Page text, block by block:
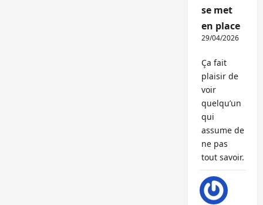
se met
en place
29/04/2026
Ça fait
plaisir de
voir
quelqu’un
qui
assume de
ne pas
tout savoir.